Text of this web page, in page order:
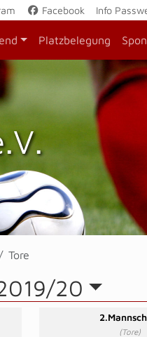
Facebook Info
Platzbelegung
Tore
20
(Tore)